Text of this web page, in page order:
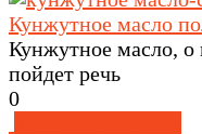
Кунжутное масло
Кунжутное масло, о
пойдет речь
0